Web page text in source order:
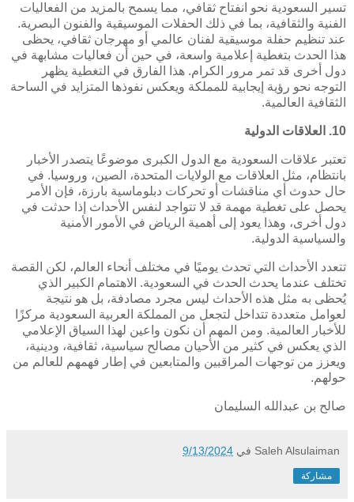
تسير السعودية نحو انفتاح ثقافي، مما يسمح بالمزيد من الفعاليات
الفنية والثقافية، بما في ذلك الحفلات الموسيقية والفنون البصرية.
عند تنظيم حفلة موسيقية لفنان عالمي أو مهرجان ثقافي، يحظى
هذا الحدث بتغطية إعلامية واسعة، في حين أن فعاليات مشابهة في
دول أخرى قد تمر مرور الكرام. هذا الفارق في التغطية يظهر
التوجه نحو رؤية إيجابية للمملكة ويعكس نفوذها المتزايد في الساحة
الثقافية العالمية.
10. العلاقات الدولية
تعتبر علاقات السعودية مع الدول الكبرى موضوعًا يتصدر الأخبار
بانتظام، مثل العلاقات مع الولايات المتحدة، الصين، وروسيا. في
حال حدوث أي مناقشات أو تحركات دبلوماسية بارزة، فإن الأمر
يحصل على تغطية مهمة قد لا تتواجد لنفس الأحداث إذا حدثت في
دول أخرى، وهذا يعود إلى أهمية الرياض في الأمور الأمنية
والسياسية الدولية.
تتعدد الأحداث التي تحدث يوميًا في مختلف أنحاء العالم، لكن القصة
تختلف عندما يحدث الحدث في السعودية. الاهتمام الكبير الذي
يُحظى به مثل هذه الأحداث ليس مجرد مصادفة، بل هو نتيجة
لعوامل متعددة تتداخل لتجعل من المملكة العربية السعودية مركزًا
للأخبار العالمية. ومن المهم أن نكون واعين لهذا السياق الإعلامي
الذي يعكس في كثير من الأحيان مصالح سياسية، ثقافية، ودينية،
ويعزز من توجهات المراقبين والمتابعين في إطار فهمهم للعالم من
حولهم.
صالح بن عبدالله السليمان
Saleh Alsulaiman في 9/13/2024
مشاركة